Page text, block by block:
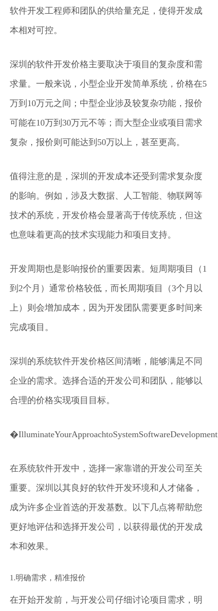
软件开发工程师和团队的供给量充足，使得开发成
本相对可控。
深圳的软件开发价格主要取决于项目的复杂度和需
求量。一般来说，小型企业开发简单系统，价格在5
万到10万元之间；中型企业涉及较复杂功能，报价
可能在10万到30万元不等；而大型企业或项目需求
复杂，报价则可能达到50万以上，甚至更高。
值得注意的是，深圳的开发成本还受到需求复杂度
的影响。例如，涉及大数据、人工智能、物联网等
技术的系统，开发价格会显著高于传统系统，但这
也意味着更高的技术实现能力和项目支持。
开发周期也是影响报价的重要因素。短周期项目（1
到2个月）通常价格较低，而长周期项目（3个月以
上）则会增加成本，因为开发团队需要更多时间来
完成项目。
深圳的系统软件开发价格区间清晰，能够满足不同
企业的需求。选择合适的开发公司和团队，能够以
合理的价格实现项目目标。
�IlluminateYourApproachtoSystemSoftwareDevelopment
在系统软件开发中，选择一家靠谱的开发公司至关
重要。深圳以其良好的软件开发环境和人才储备，
成为许多企业首选的开发基数。以下几点将帮助您
更好地评估和选择开发公司，以获得最优的开发成
本和效果。
1.明确需求，精准报价
在开始开发前，与开发公司仔细讨论项目需求，明